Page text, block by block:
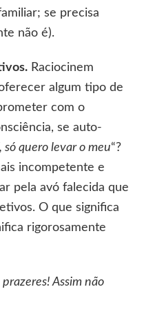
se precisa
não é).
Raciocinem
algum tipo de
com o
se auto-
só quero levar o meu“?
incompetente e
pela avó falecida que
O que significa
rigorosamente
Assim não